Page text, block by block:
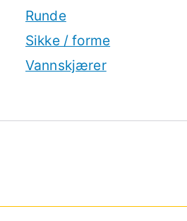
Runde
Sikke / forme
Vannskjærer